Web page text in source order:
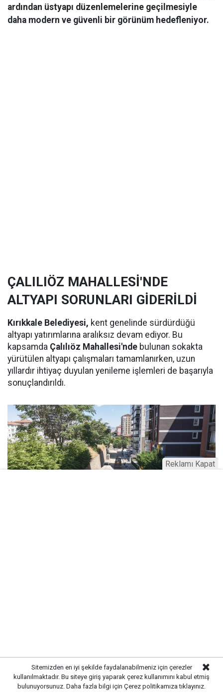
ardından üstyapı düzenlemelerine geçilmesiyle
daha modern ve güvenli bir görünüm hedefleniyor.
ÇALILIÖZ MAHALLESİ'NDE
ALTYAPI SORUNLARI GİDERİLDİ
Kırıkkale Belediyesi, kent genelinde sürdürdüğü
altyapı yatırımlarına aralıksız devam ediyor. Bu
kapsamda Çalılıöz Mahallesi'nde bulunan sokakta
yürütülen altyapı çalışmaları tamamlanırken, uzun
yıllardır ihtiyaç duyulan yenileme işlemleri de başarıyla
sonuçlandırıldı.
Sitemizden en iyi şekilde faydalanabilmeniz için çerezler
kullanılmaktadır. Bu siteye giriş yaparak çerez kullanımını kabul etmiş
bulunuyorsunuz. Daha fazla bilgi için Çerez politikamıza tıklayınız.
Reklamı Kapat